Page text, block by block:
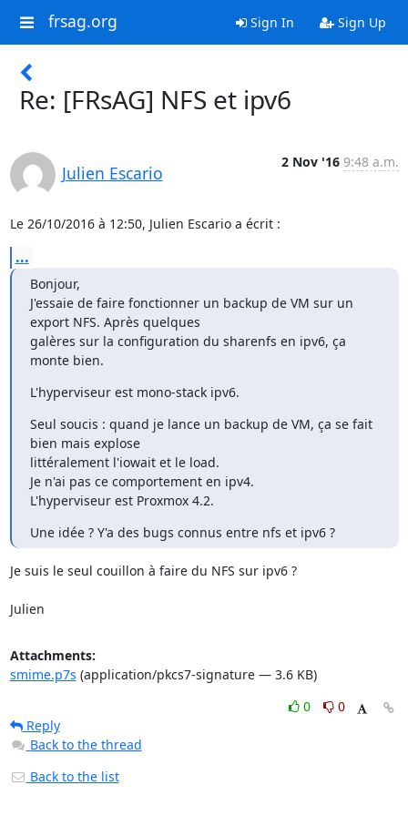
frsag.org Sign In Sign Up
Re: [FRsAG] NFS et ipv6
Julien Escario
2 Nov '16 9:48 a.m.
Le 26/10/2016 à 12:50, Julien Escario a écrit :
...
Bonjour,
J'essaie de faire fonctionner un backup de VM sur un
export NFS. Après quelques
galères sur la configuration du sharenfs en ipv6, ça
monte bien.
L'hyperviseur est mono-stack ipv6.
Seul soucis : quand je lance un backup de VM, ça se fait
bien mais explose
littéralement l'iowait et le load.
Je n'ai pas ce comportement en ipv4.
L'hyperviseur est Proxmox 4.2.
Une idée ? Y'a des bugs connus entre nfs et ipv6 ?
Je suis le seul couillon à faire du NFS sur ipv6 ?
Julien
Attachments:
smime.p7s (application/pkcs7-signature — 3.6 KB)
0
0
Reply
Back to the thread
Back to the list